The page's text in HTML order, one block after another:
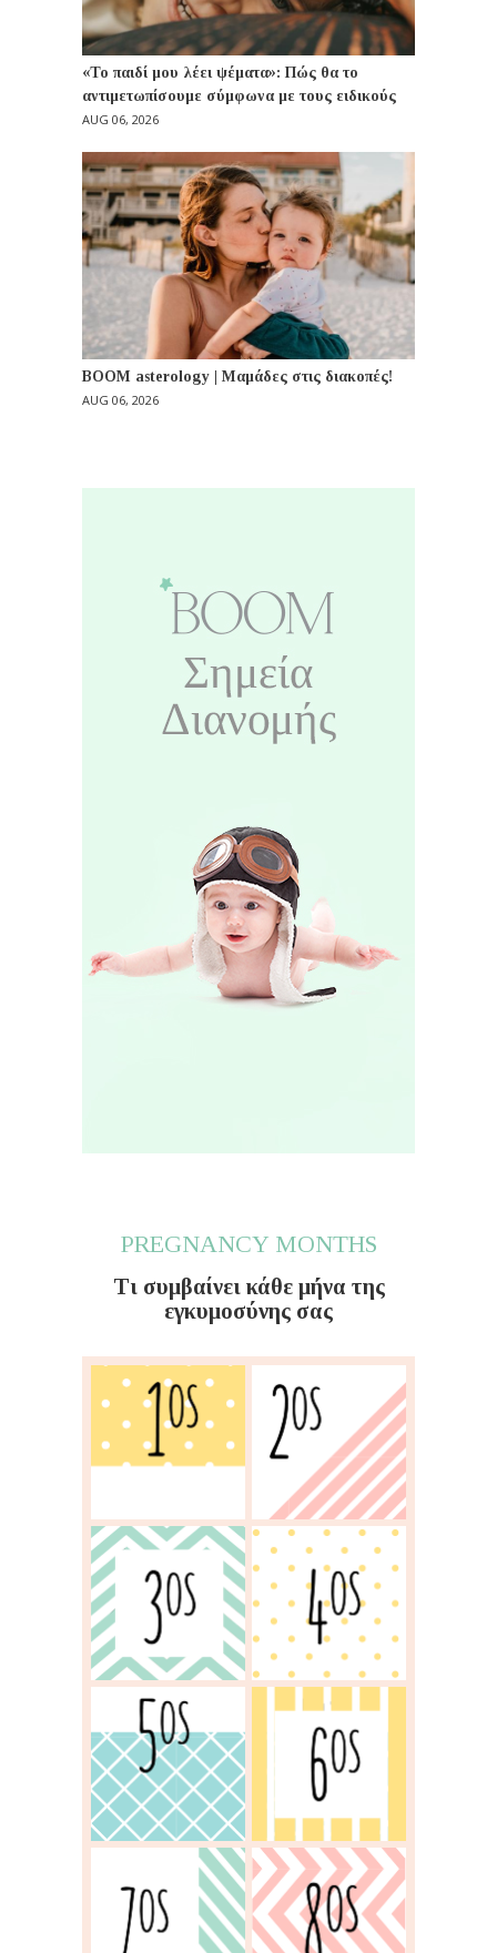
«Το παιδί μου λέει ψέματα»: Πώς θα το
αντιμετωπίσουμε σύμφωνα με τους ειδικούς
AUG 06, 2026
BOOM asterology | Μαμάδες στις διακοπές!
AUG 06, 2026
PREGNANCY MONTHS
Τι συμβαίνει κάθε μήνα της
εγκυμοσύνης σας